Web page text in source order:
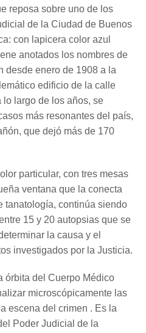
reposa sobre uno de los
de la Ciudad de Buenos
con lapicera color azul
anotados los nombres de
desde enero de 1908 a la
edificio de la calle
largo de los años, se
más resonantes del país,
que dejó más de 170
particular, con tres mesas
ventana que la conecta
tanatología, continúa siendo
15 y 20 autopsias que se
la causa y el
investigados por la Justicia.
órbita del Cuerpo Médico
microscópicamente las
escena del crimen . Es la
Poder Judicial de la